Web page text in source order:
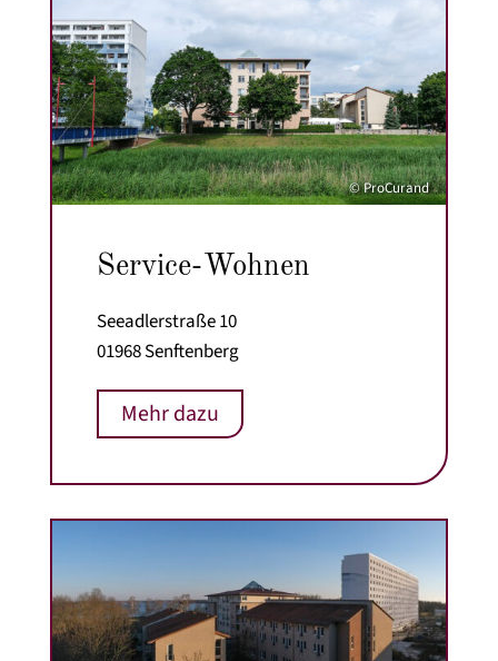
© ProCurand
Service-Wohnen
Seeadlerstraße 10
01968 Senftenberg
Mehr dazu